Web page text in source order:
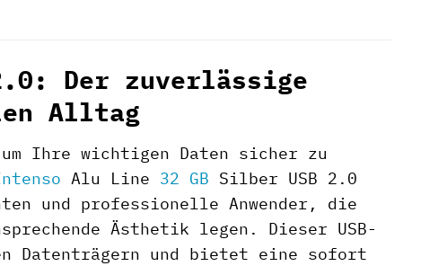
Der zuverlässige
Alltag
Ihre wichtigen Daten sicher zu
Alu Line 32 GB Silber USB 2.0
und professionelle Anwender, die
Ästhetik legen. Dieser USB-
Datenträgern und bietet eine sofort